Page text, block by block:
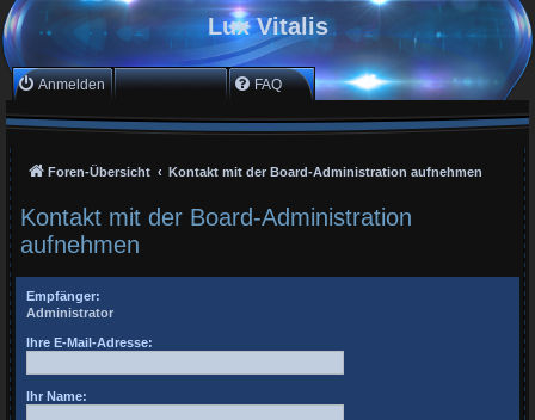
Lux Vitalis
Anmelden Registrieren FAQ
Foren-Übersicht Kontakt mit der Board-Administration aufnehmen
Kontakt mit der Board-Administration
aufnehmen
Empfänger:
Administrator
Ihre E-Mail-Adresse:
Ihr Name: